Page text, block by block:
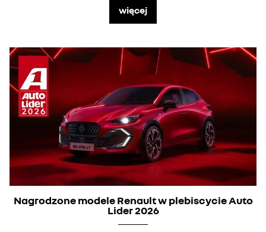
więcej
Nagrodzone modele Renault w plebiscycie Auto
Lider 2026